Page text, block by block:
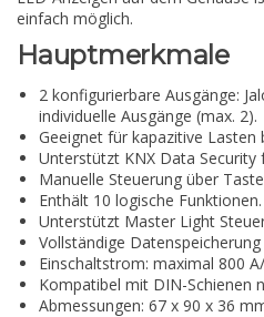
einfach möglich.
Hauptmerkmale
2 konfigurierbare Ausgänge:
individuelle Ausgänge (max. 2).
Geeignet für kapazitive Lasten
Unterstützt KNX Data
Manuelle Steuerung über
Enthält 10 logische Funktionen.
Unterstützt Master Light
Vollständige
Einschaltstrom: maximal 800
Kompatibel mit DIN-Schienen
Abmessungen: 67 x 90 x 36